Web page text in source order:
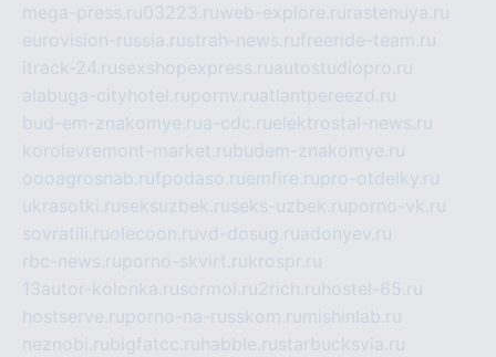
mega-press.ru03223.ruweb-explore.ru rastenuya.ru
eurovision-russia.rustrah-news.rufreeride-team.ru
itrack-24.rusexshopexpress.ruautostudiopro.ru
alabuga-cityhotel.rupornv.ruatlantpereezd.ru
bud-em-znakomye.rua-cdc.ruelektrostal-news.ru
korolevremont-market.rubudem-znakomye.ru
oooagrosnab.rufpodaso.ruemfire.rupro-otdelky.ru
ukrasotki.ruseksuzbek.ruseks-uzbek.ruporno-vk.ru
sovratili.ruolecoon.ruvd-dosug.ruadonyev.ru
rbc-news.ruporno-skvirt.rukrospr.ru
13autor-kolonka.rusormol.ru2rich.ru hostel-65.ru
hostserve.ruporno-na-russkom.ru mishinlab.ru
neznobi.rubigfatcc.ru habble.rustarbucksvia.ru